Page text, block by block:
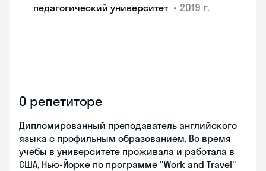
педагогический университет • 2019 г.
О репетиторе
Дипломированный преподаватель английского
языка с профильным образованием. Во время
учебы в университете проживала и работала в
США, Нью-Йорке по программе "Work and Travel"